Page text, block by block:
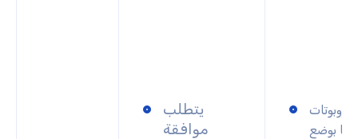
يتطلب
موافقة
بوضع